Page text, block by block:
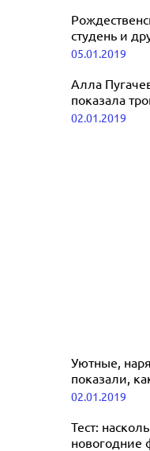
студень и
05.01.2019
Алла
показала
детей
02.01.2019
Уютные,
показали,
02.01.2019
Тест:
новогодние